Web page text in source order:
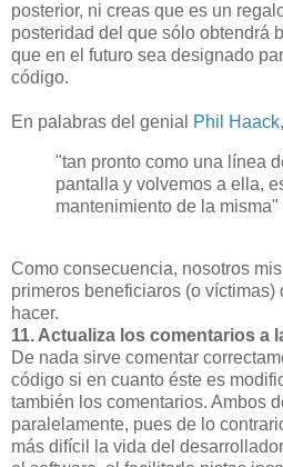
posterior, ni creas que es un
posteridad del que sólo obtendrá
que en el futuro sea designado
código.
En palabras del genial Phil Haack,
"tan pronto como una línea
pantalla y volvemos a ella,
mantenimiento de la misma"
Como consecuencia, nosotros
primeros beneficiaros (o víctimas)
hacer.
11. Actualiza los comentarios a
De nada sirve comentar
código si en cuanto éste es
también los comentarios. Ambos
paralelamente, pues de lo
más difícil la vida del